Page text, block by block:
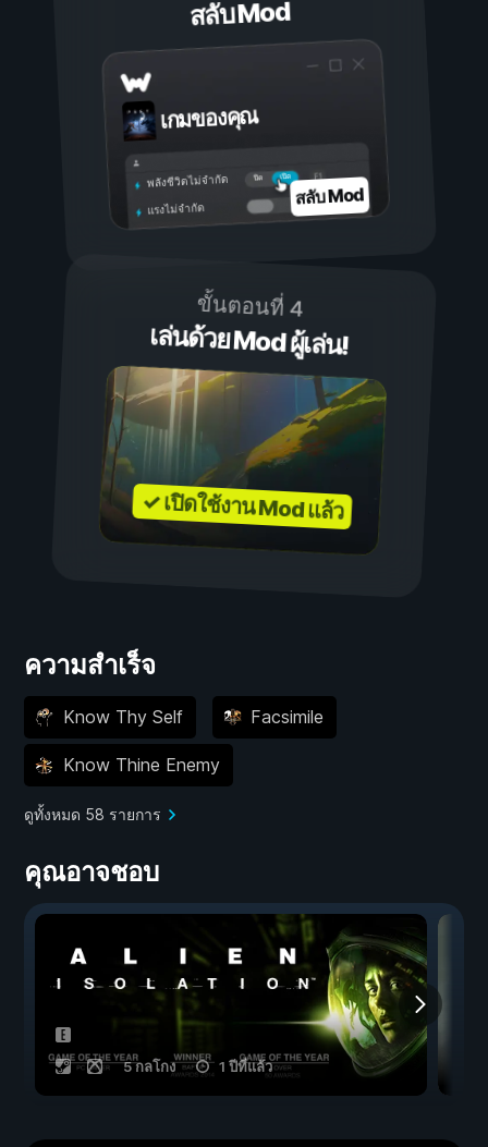
สลับ Mod
เกมของคุณ
เปิด
ปิด
พลังชีวิตไม่จำกัด
แรงไม่จำกัด สลับ Mod
ขั้นตอนที่ 4
เล่นด้วย Mod ผู้เล่น!
✓ เปิดใช้งาน Mod แล้ว
ความสำเร็จ
Know Thy Self Facsimile
Know Thine Enemy
ดูทั้งหมด 58 รายการ
คุณอาจชอบ
5 กลโกง 1 ปีที่แล้ว